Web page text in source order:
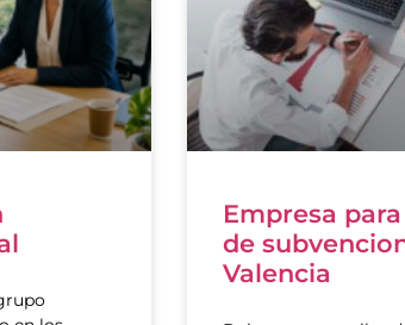
Empresa
de
Valencia